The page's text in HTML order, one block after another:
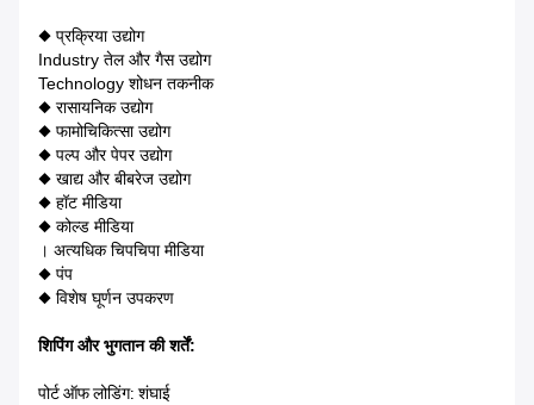
◆ प्रक्रिया उद्योग
Industry तेल और गैस उद्योग
Technology शोधन तकनीक
◆ रासायनिक उद्योग
◆ फामोचिकित्सा उद्योग
◆ पल्प और पेपर उद्योग
◆ खाद्य और बीबरेज उद्योग
◆ हॉट मीडिया
◆ कोल्ड मीडिया
। अत्यधिक चिपचिपा मीडिया
◆ पंप
◆ विशेष घूर्णन उपकरण
शिपिंग और भुगतान की शर्तें:
पोर्ट ऑफ लोडिंग: शंघाई